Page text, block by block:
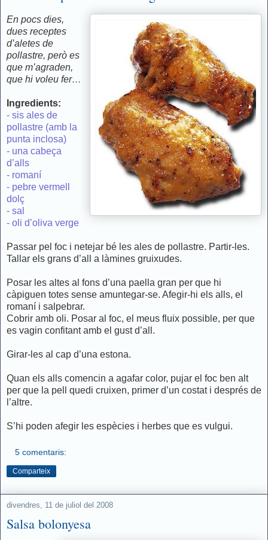
En pocs dies,
dues receptes
d’aletes de
pollastre, però es
que m’agraden,
que hi voleu fer…
Ingredients:
- sis ales de
pollastre (amb la
punta inclosa)
- una cabeça
d’alls
- romaní
- pebre vermell
dolç
- sal
- oli d’oliva verge
Passar pel foc i netejar bé les ales de pollastre. Partir-les.
Tallar els grans d’all a làmines gruixudes.
Posar les altes al fons d’una paella gran per que hi
càpiguen totes sense amuntegar-se. Afegir-hi els alls, el
romaní i salpebrar.
Cobrir amb oli. Posar al foc, el meus fluix possible, per que
es vagin confitant amb el gust d’all.
Girar-les al cap d’una estona.
Quan els alls comencin a agafar color, pujar el foc ben alt
per que la pell quedi cruixen, primer d’un costat i després de
l’altre.
S’hi poden afegir les espècies i herbes que es vulgui.
5 comentaris:
Comparteix
divendres, 11 de juliol del 2008
Salsa bolonyesa